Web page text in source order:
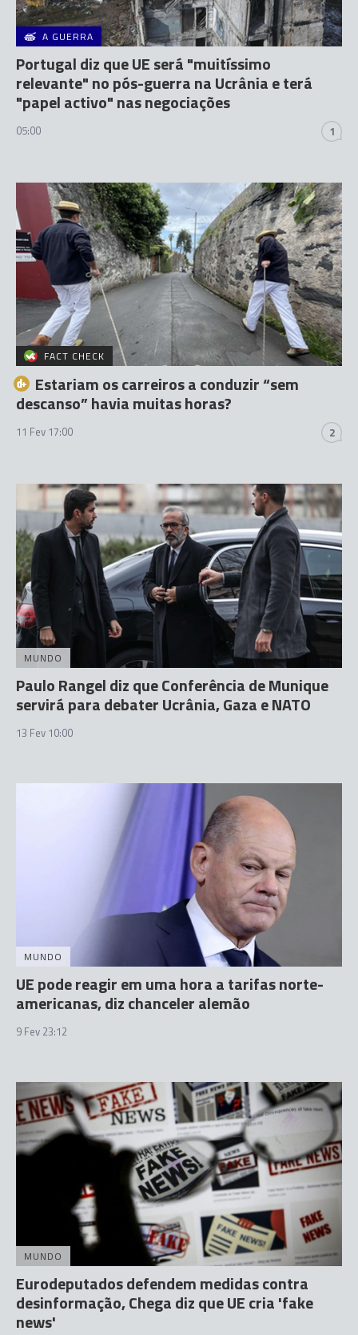
A GUERRA
Portugal diz que UE será "muitíssimo
relevante" no pós-guerra na Ucrânia e terá
"papel activo" nas negociações
05:00 1
FACT CHECK
Estariam os carreiros a conduzir “sem
descanso” havia muitas horas?
11 Fev 17:00 2
MUNDO
Paulo Rangel diz que Conferência de Munique
servirá para debater Ucrânia, Gaza e NATO
13 Fev 10:00
MUNDO
UE pode reagir em uma hora a tarifas norte-
americanas, diz chanceler alemão
9 Fev 23:12
MUNDO
Eurodeputados defendem medidas contra
desinformação, Chega diz que UE cria 'fake
news'